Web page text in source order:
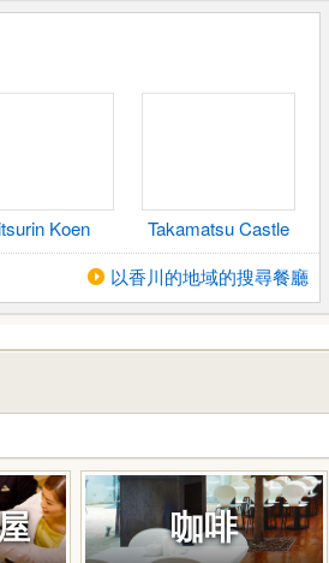
Koen
Takamatsu Castle
以香川的地域的搜尋餐廳
咖啡